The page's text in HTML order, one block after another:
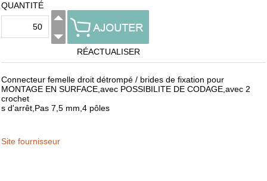
QUANTITÉ
RÉACTUALISER
Connecteur femelle droit détrompé / brides de fixation pour
MONTAGE EN SURFACE,avec POSSIBILITE DE CODAGE,avec 2
crochet
s d'arrêt,Pas 7,5 mm,4 pôles
Site fournisseur